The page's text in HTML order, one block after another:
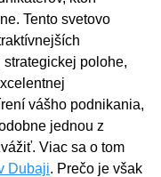
Tento svetovo
polohe,
vášho podnikania,
jednou z
Viac sa o tom
Dubaji. Prečo je však